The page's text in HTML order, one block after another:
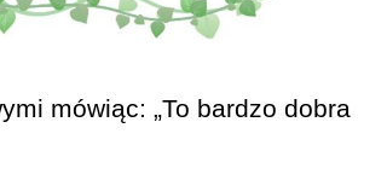
mówiąc: „To bardzo dobra